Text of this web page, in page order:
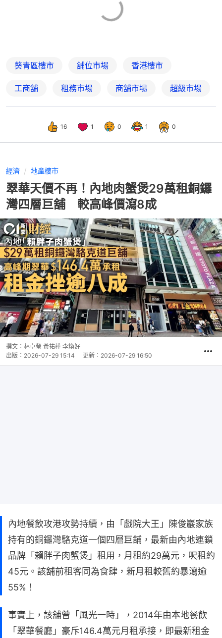
葵青區樓市 舖位市場 香港樓市
工商舖 租務市場 商舖市場 超級市場
16 1 0 1 0
經濟 地產樓市
翠華天價不再！內地肉蟹煲29萬租銅鑼
灣四層巨舖 較高峰價瀉8成
撰文： 林卓瑩 黃祐樺 李煥好
出版： 2026-07-29 15:14 更新： 2026-07-29 16:50
內地餐飲攻港攻勢持續，由「戲院大王」陳俊巖家族
持有的銅鑼灣駱克道一個四層巨舖，最新由內地連鎖
品牌「賴胖子肉蟹煲」租用，月租約29萬元，呎租約
45元。該舖前租客同為食肆，新月租較舊約暴瀉逾
55%！
事實上，該舖曾「風光一時」，2014年由本地餐飲
「翠華餐廳」豪斥146.4萬元月租承接，即最新租金